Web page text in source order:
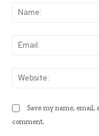
Save my name,
comment.